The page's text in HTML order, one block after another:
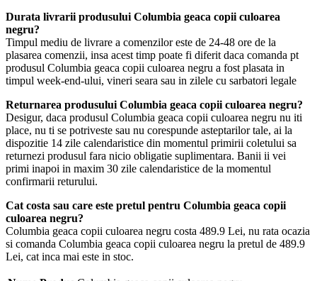
Durata livrarii produsului Columbia geaca copii culoarea
negru?
Timpul mediu de livrare a comenzilor este de 24-48 ore de la
plasarea comenzii, insa acest timp poate fi diferit daca comanda pt
produsul Columbia geaca copii culoarea negru a fost plasata in
timpul week-end-ului, vineri seara sau in zilele cu sarbatori legale
Returnarea produsului Columbia geaca copii culoarea negru?
Desigur, daca produsul Columbia geaca copii culoarea negru nu iti
place, nu ti se potriveste sau nu corespunde asteptarilor tale, ai la
dispozitie 14 zile calendaristice din momentul primirii coletului sa
returnezi produsul fara nicio obligatie suplimentara. Banii ii vei
primi inapoi in maxim 30 zile calendaristice de la momentul
confirmarii returului.
Cat costa sau care este pretul pentru Columbia geaca copii
culoarea negru?
Columbia geaca copii culoarea negru costa 489.9 Lei, nu rata ocazia
si comanda Columbia geaca copii culoarea negru la pretul de 489.9
Lei, cat inca mai este in stoc.